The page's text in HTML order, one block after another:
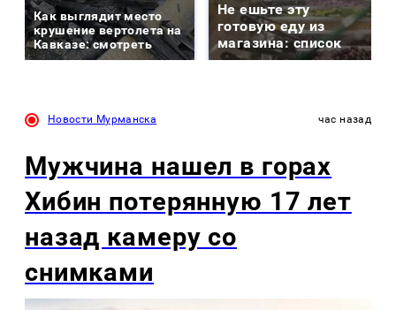
Как выглядит место
крушение вертолета на
Кавказе: смотреть
Не ешьте эту
готовую еду из
магазина: список
Новости Мурманска час назад
Мужчина нашел в горах
Хибин потерянную 17 лет
назад камеру со
снимками